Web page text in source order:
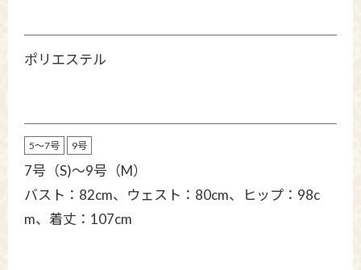
ポリエステル
5～7号 9号
7号（S)～9号（M）
バスト：82cm、ウェスト：80cm、ヒップ：98c
m、着丈：107cm